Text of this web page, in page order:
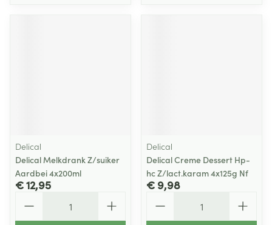
Delical
Delical Melkdrank Z/suiker
Aardbei 4x200ml
€ 12,95
Delical
Delical Creme Dessert Hp-
hc Z/lact.karam 4x125g Nf
€ 9,98